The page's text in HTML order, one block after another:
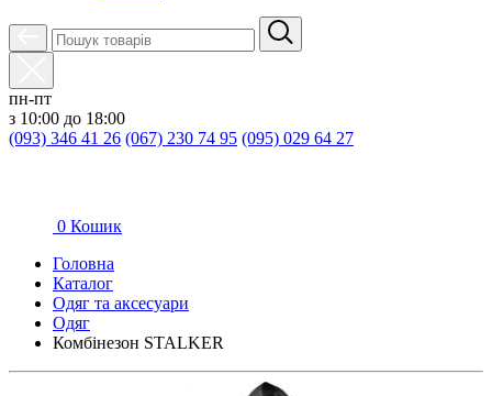
пн-пт
з 10:00 до 18:00
(093) 346 41 26 (067) 230 74 95 (095) 029 64 27
0 Кошик
Головна
Каталог
Oдяг та аксесуари
Одяг
Комбінезон STALKER